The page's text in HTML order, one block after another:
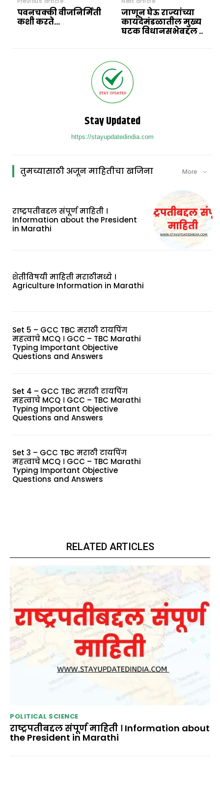
पवनचक्की वीजनिर्मिती
कशी करते…
जाणून घेऊ राज्यांच्या
कायदेमंडळातील मुख्य
घटक विधानसभेबद्दल ..
Stay Updated
https://stayupdatedindia.com
तुमच्यासाठी अजून माहितीचा खजिना More
राष्ट्रपतीबद्दल संपूर्ण माहिती ।
Information about the President
in Marathi
शेतीविषयी माहिती मराठीमध्ये ।
Agriculture Information in Marathi
Set 5 – GCC TBC मराठी टायपिंग
महत्वाचे MCQ । GCC – TBC Marathi
Typing Important Objective
Questions and Answers
Set 4 – GCC TBC मराठी टायपिंग
महत्वाचे MCQ । GCC – TBC Marathi
Typing Important Objective
Questions and Answers
Set 3 – GCC TBC मराठी टायपिंग
महत्वाचे MCQ । GCC – TBC Marathi
Typing Important Objective
Questions and Answers
RELATED ARTICLES
POLITICAL SCIENCE
राष्ट्रपतीबद्दल संपूर्ण माहिती । Information about
the President in Marathi